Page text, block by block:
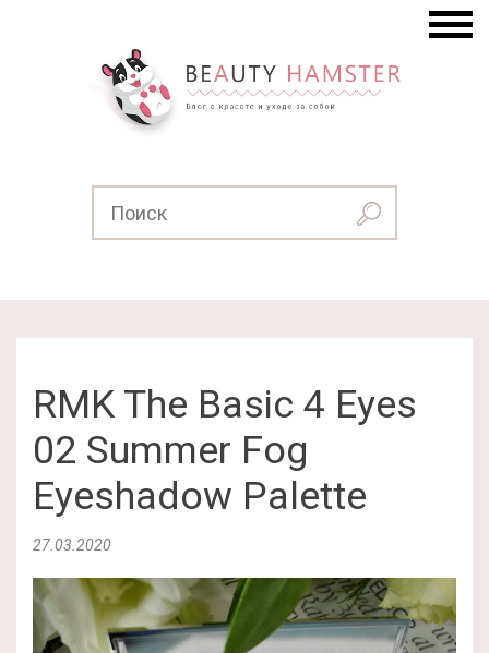
RMK The Basic 4 Eyes
02 Summer Fog
Eyeshadow Palette
27.03.2020